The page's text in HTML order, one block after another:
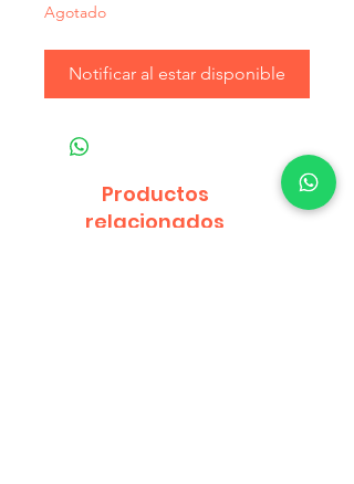
Agotado
Notificar al estar disponible
Productos
relacionados